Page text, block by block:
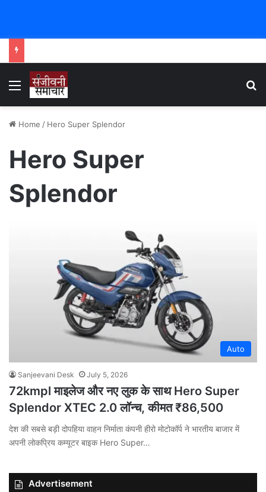
Menu
Home / Hero Super Splendor
Hero Super
Splendor
Auto
Sanjeevani Desk July 5, 2026
72kmpl माइलेज और नए लुक के साथ Hero Super
Splendor XTEC 2.0 लॉन्च, कीमत ₹86,500
देश की सबसे बड़ी दोपहिया वाहन निर्माता कंपनी हीरो मोटोकॉर्प ने भारतीय बाजार में
अपनी लोकप्रिय कम्यूटर बाइक Hero Super…
Advertisement